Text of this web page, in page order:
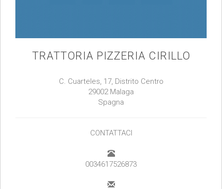
TRATTORIA PIZZERIA CIRILLO
C. Cuarteles, 17, Distrito Centro
29002 Malaga
Spagna
CONTATTACI
0034617526873